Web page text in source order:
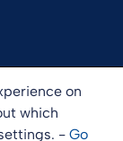
on
which
- Go